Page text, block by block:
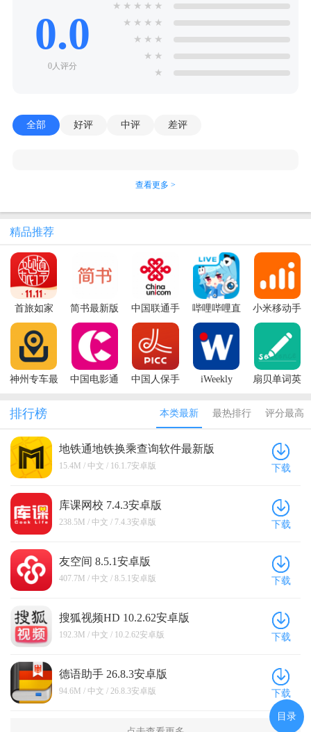
0.0
0人评分
★ ★ ★ ★ ★
★ ★ ★ ★
★ ★ ★
★ ★
★
全部 好评 中评 差评
查看更多 >
精品推荐
首旅如家
简书最新版
本
中国联通手
机客户端官
方版
哔哩哔哩直
播姬App
小米移动手
机营业厅最
新版本
神州专车最
中国电影通
中国人保手
iWeekly
扇贝单词英
排行榜 本类最新 最热排行 评分最高
地铁通地铁换乘查询软件最新版
16.1.7安卓版
15.4M / 中文 / 16.1.7安卓版 下载
库课网校 7.4.3安卓版
238.5M / 中文 / 7.4.3安卓版 下载
友空间 8.5.1安卓版
407.7M / 中文 / 8.5.1安卓版 下载
搜狐视频HD 10.2.62安卓版
192.3M / 中文 / 10.2.62安卓版 下载
德语助手 26.8.3安卓版
94.6M / 中文 / 26.8.3安卓版 下载
目录